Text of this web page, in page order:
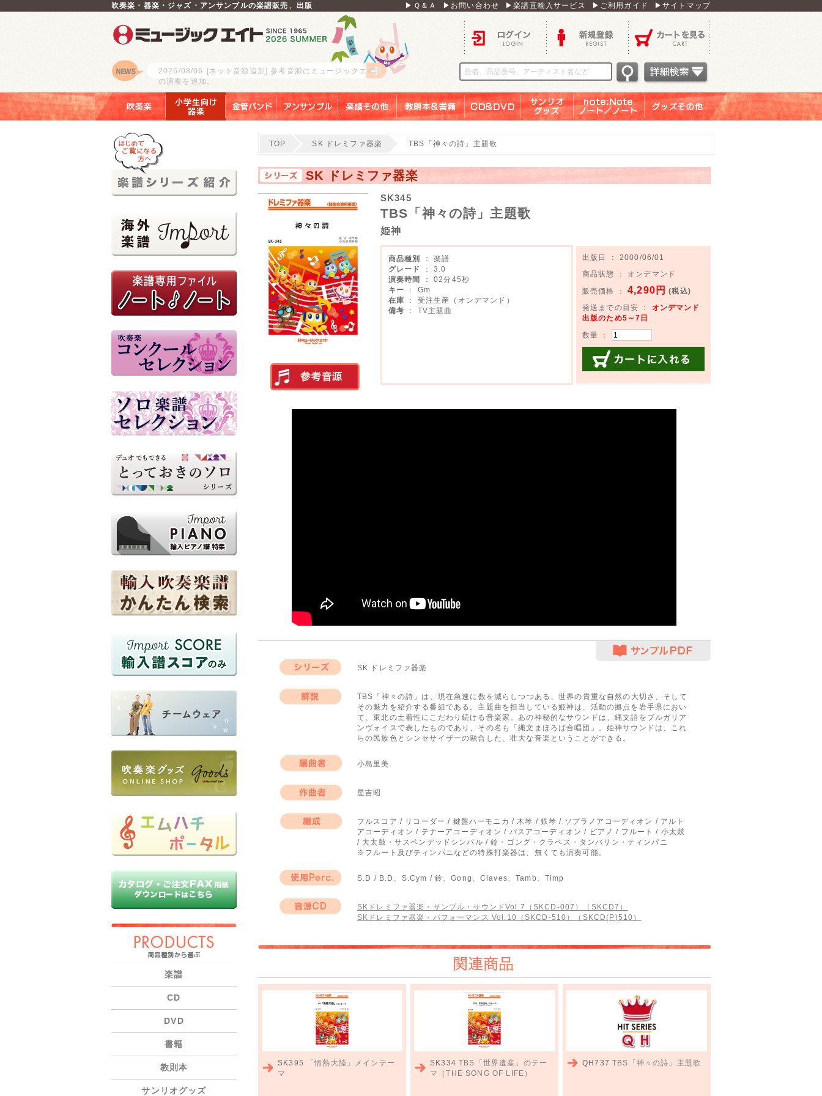
吹奏楽・器楽・ジャズ・アンサンブルの楽譜販売、出版 ▶Ｑ＆Ａ ▶お問い合わせ ▶楽譜直輸入サービス ▶ご利用ガイド ▶サイトマップ
ロゴ
2026/08/06
[ネット音源追加] 参考音源にミュージックエイト
の演奏を追加。
楽譜
CD
DVD
書籍
教則本
サンリオグッズ
TOP SK ドレミファ器楽 TBS「神々の詩」主題歌
SK ドレミファ器楽
M8器楽倶楽部
コンピュータ打ち込み
SK345
TBS「神々の詩」主題歌
姫神
商品種別
： 楽譜
グレード
： 3.0
演奏時間
： 02分45秒
キー
： Gm
在庫
： 受注生産（オンデマンド）
備考
： TV主題曲
出版日 ： 2000/06/01
商品状態 ： オンデマンド
販売価格 ：4,290円 (税込)
発送までの目安 ：
オンデマンド
出版のため5～7日
数量 ：
SK ドレミファ器楽
TBS「神々の詩」は、現在急速に数を減らしつつある、世界の貴重な自然の大切さ、そして
その魅力を紹介する番組である。主題曲を担当している姫神は、活動の拠点を岩手県におい
て、東北の土着性にこだわり続ける音楽家。あの神秘的なサウンドは、縄文語をブルガリア
ンヴォイスで表したものであり、その名も「縄文まほろば合唱団」。姫神サウンドは、これ
らの民族色とシンセサイザーの融合した、壮大な音楽ということができる。
小島里美
星吉昭
フルスコア / リコーダー / 鍵盤ハーモニカ / 木琴 / 鉄琴 / ソプラノアコーディオン / アルト
アコーディオン / テナーアコーディオン / バスアコーディオン / ピアノ / フルート / 小太鼓
/ 大太鼓・サスペンデッドシンバル / 鈴・ゴング・クラベス・タンバリン・ティンパニ
※フルート及びティンパニなどの特殊打楽器は、無くても演奏可能。
S.D / B.D、S.Cym / 鈴、Gong、Claves、Tamb、Timp
SKドレミファ器楽・サンプル・サウンドVol.7（SKCD-007）（SKCD7）
SKドレミファ器楽・パフォーマンス Vol.10（SKCD-510）（SKCD(P)510）
関連商品
SK395
「情熱大陸」メインテー
マ
SK334TBS「世界遺産」のテー
マ（THE SONG OF LIFE）
QH737TBS「神々の詩」主題歌